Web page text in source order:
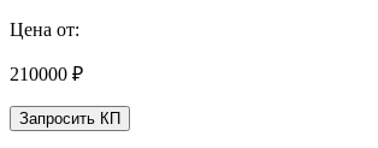
Цена от:
210000 ₽
Запросить КП